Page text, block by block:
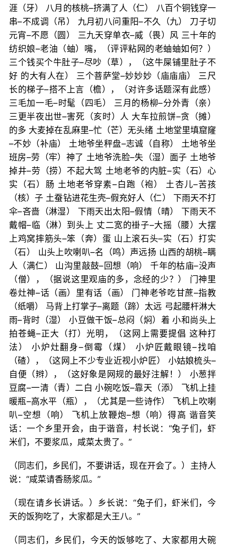
涯（牙） 八月的核桃–挤满了人（仁） 八百个铜钱穿一
串–不成调（吊） 九月初八问重阳–不久（九） 刀子切
元宵–不愿（圆） 三九天穿单衣–威（畏）风 三十年的
纺织娘–老油（蚰）嘴，（评评粘网的老蚰蚰如何？）
三个钱买个牛肚子–尽吵（草），（这牛屎铺里肚子不
好 的大有人在） 三个菩萨堂–妙妙妙（庙庙庙） 三尺
长的梯子–搭不上言（檐），（对许多话题深有此感）
三毛加一毛–时髦（四毛） 三月的杨柳–分外青（亲）
三更半夜出世–害死（亥时）人 大车拉煎饼–贪（摊）
的多 大麦掉在乱麻里–忙（芒）无头绪 土地堂里填窟窿
–不妙（补庙） 土地爷坐秤盘–志诚（自称） 土地爷坐
班房–劳（牢）神了 土地爷洗脸–失（湿）面子 土地爷
掉井–劳（捞）不起大驾 土地老爷的内脏–实（石）心
实（石）肠 土地老爷穿素–白跑（袍） 土杏儿–苦孩
（核）子 土蚕钻进花生壳–假充好人（仁） 下雨天不打
伞–吝啬（淋湿） 下雨天出太阳–假情（晴） 下雨天不
戴帽–临（淋）到头上 丈二宽的褂子–大摇（腰）大摆
上鸡窝摔筋头–笨（奔）蛋 山上滚石头–实（石）打实
（石） 山头上吹喇叭–名（鸣）声远扬 山西的胡桃–瞒
人（满仁） 山沟里敲鼓–回想（响） 千年的枯庙–没声
（僧），（据说这里观庙的多，念经的少？） 门神里
卷灶神–话（画）里有话（画） 门神老爷吃甘蔗–指教
（纸嚼） 马背上打掌子–离题（蹄）太远 弓起腰杆淋大
雨–背时（湿） 小豆做干饭–总闷（焖）着 小和尚头上
拍苍蝇–正大（打）光明，（这网上需要提倡 这种打
法） 小炉灶翻身–倒霉（煤） 小炉匠戴眼镜–找咱
（碴），（这网上不少专业近视小炉匠） 小姑娘梳头–
自便（辫），（这好象是网规的最好注解！） 小葱拌
豆腐–一清（青）二白 小碗吃饭–靠天（添） 飞机上挂
暖瓶–高水平（瓶），（尤其是一些诗作） 飞机上吹喇
叭–空想（响） 飞机上放鞭炮–想（响）得高 谐音笑
话：一个乡里开会，由于谐音，村长说：“兔子们，虾
米们，不要浆瓜，咸菜太贵了。”
（同志们，乡民们，不要讲话，现在开会了。）主持人
说：“咸菜请香肠浆瓜。”
（现在请乡长讲话。）乡长说：“兔子们，虾米们，今
天的饭狗吃了，大家都是大王八。”
（同志们，乡民们，今天的饭够吃了、大家都用大碗